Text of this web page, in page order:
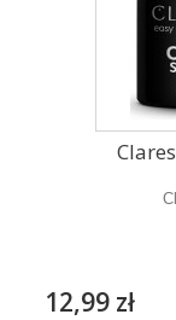
12,99 zł